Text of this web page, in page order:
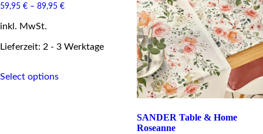
59,95 € – 89,95 €
inkl. MwSt.
Lieferzeit: 2 - 3 Werktage
Select optionsproduct
SANDER Table & Home
Roseanne